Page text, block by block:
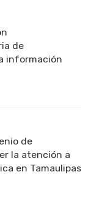
de
información
de
la atención a
en Tamaulipas